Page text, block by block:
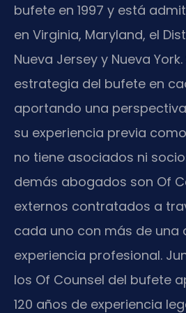
bufete en 1997 y está
en Virginia, Maryland, el
Nueva Jersey y Nueva
estrategia del bufete en
aportando una
su experiencia previa
no tiene asociados ni
demás abogados son Of
externos contratados a
cada uno con más de una
experiencia profesional.
los Of Counsel del bufete
120 años de experiencia